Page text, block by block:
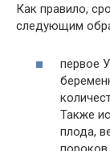
Как правило,
следующим
первое
Также
плода,